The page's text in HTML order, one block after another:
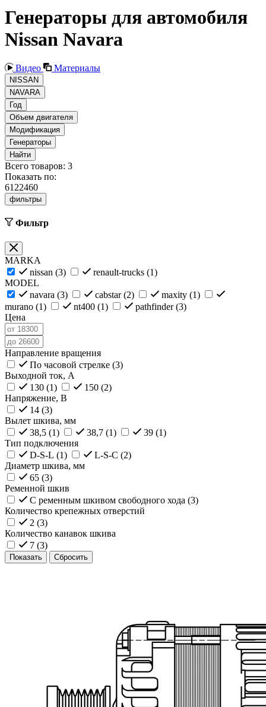
Генераторы для автомобиля
Nissan Navara
Видео Материалы
NISSAN
NAVARA
Год
Объем двигателя
Модификация
Генераторы
Найти
Всего товаров: 3
Показать по:
6122460
фильтры
Фильтр
MARKA
nissan (3) renault-trucks (1)
MODEL
navara (3) cabstar (2) maxity (1)
murano (1) nt400 (1) pathfinder (3)
Цена
Направление вращения
По часовой стрелке (3)
Выходной ток, А
130 (1) 150 (2)
Напряжение, В
14 (3)
Вылет шкива, мм
38,5 (1) 38,7 (1) 39 (1)
Тип подключения
D-S-L (1) L-S-C (2)
Диаметр шкива, мм
65 (3)
Ременной шкив
С ременным шкивом свободного хода (3)
Количество крепежных отверстий
2 (3)
Количество канавок шкива
7 (3)